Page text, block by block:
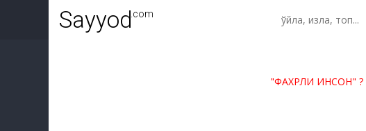
Sayyod.com
"ФАХРЛИ ИНСОН"?